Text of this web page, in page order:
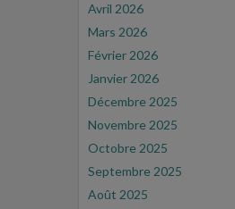
Avril 2026
Mars 2026
Février 2026
Janvier 2026
Décembre 2025
Novembre 2025
Octobre 2025
Septembre 2025
Août 2025